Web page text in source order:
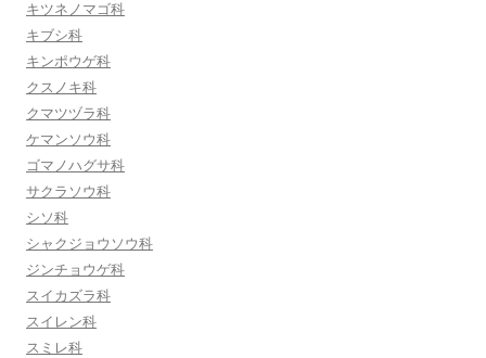
キツネノマゴ科
キブシ科
キンポウゲ科
クスノキ科
クマツヅラ科
ケマンソウ科
ゴマノハグサ科
サクラソウ科
シソ科
シャクジョウソウ科
ジンチョウゲ科
スイカズラ科
スイレン科
スミレ科